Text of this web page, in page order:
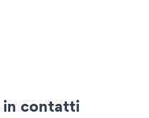
in contatti